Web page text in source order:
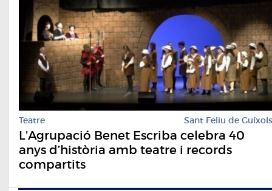
Teatre Sant Feliu de Guíxols
L’Agrupació Benet Escriba celebra 40
anys d’història amb teatre i records
compartits